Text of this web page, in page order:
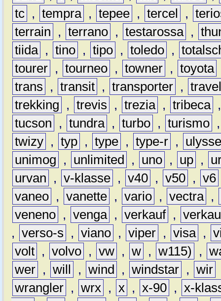
tc , tempra , tepee , tercel ,
terrain
, terrano , testarossa ,
tiida , tino , tipo , toledo ,
tourer , tourneo , towner , toyota
trans
, transit , transporter ,
trekking
, trevis , trezia , tribeca
tucson
, tundra , turbo , turismo
twizy , typ , type , type-r ,
unimog
, unlimited , uno , up ,
urvan
, v-klasse , v40 , v50 , v6
vaneo , vanette , vario , vectra ,
veneno , venga , verkauf ,
, verso-s , viano , viper , visa ,
volt , volvo , vw , w , w115) ,
wer , will , wind , windstar , wir
wrangler , wrx , x , x-90 , x-